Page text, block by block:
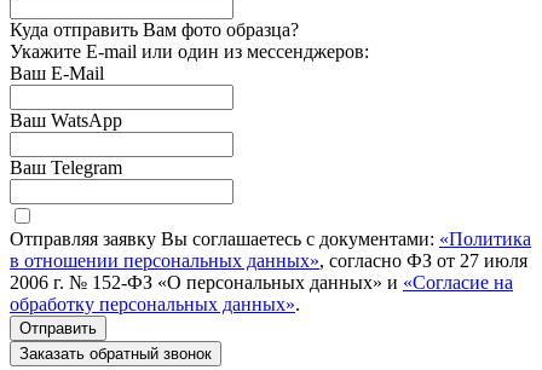
Куда отправить Вам фото образца?
Укажите E-mail или один из мессенджеров:
Ваш E-Mail
Ваш WatsApp
Ваш Telegram
Отправляя заявку Вы соглашаетесь с документами: «Политика
в отношении персональных данных», согласно ФЗ от 27 июля
2006 г. № 152-ФЗ «О персональных данных» и «Согласие на
обработку персональных данных».
Отправить
Заказать обратный звонок